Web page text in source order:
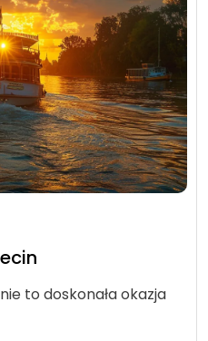
to doskonała okazja